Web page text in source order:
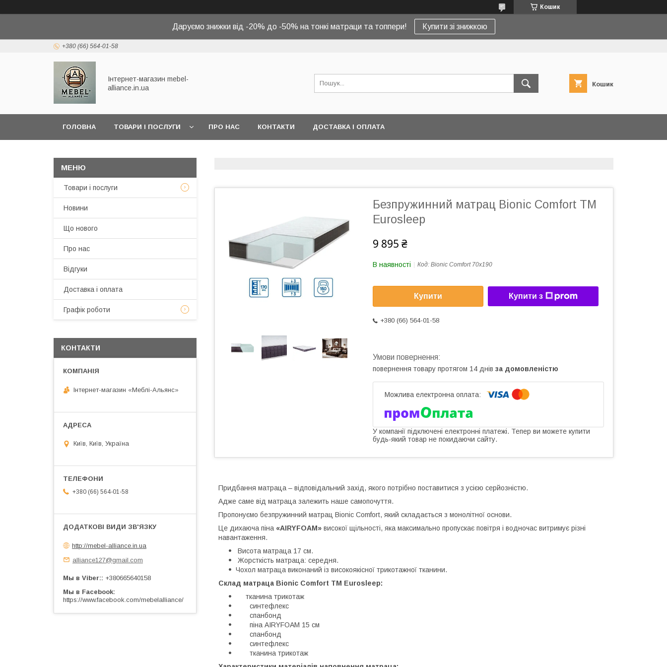
Кошик
Даруємо знижки від -20% до -50% на тонкі матраци та топпери! Купити зі знижкою
+380 (66) 564-01-58
Інтернет-магазин mebel-
alliance.in.ua
Кошик
ГОЛОВНА ТОВАРИ І ПОСЛУГИ ПРО НАС КОНТАКТИ ДОСТАВКА І ОПЛАТА
Безпружинний матрац Bionic Comfort ТМ
Eurosleep
9 895 ₴
В наявності Код: Bionic Comfort 70x190
Купити Купити з
+380 (66) 564-01-58
повернення товару протягом 14 днів за домовленістю
У компанії підключені електронні платежі. Тепер ви можете купити
будь-який товар не покидаючи сайту.
Придбання матраца – відповідальний захід, якого потрібно поставитися з усією серйозністю.
Адже саме від матраца залежить наше самопочуття.
Пропонуємо безпружинний матрац Bionic Comfort, який складається з монолітної основи.
Це дихаюча піна «AIRYFOAM» високої щільності, яка максимально пропускає повітря і водночас витримує різні
навантаження.
Висота матраца 17 см.
Жорсткість матраца: середня.
Чохол матраца виконаний із високоякісної трикотажної тканини.
Склад матраца Bionic Comfort TM Eurosleep:
тканина трикотаж
синтефлекс
спанбонд
піна AIRYFOAM 15 см
спанбонд
синтефлекс
тканина трикотаж
Товари і послуги
Новини
Що нового
Про нас
Відгуки
Доставка і оплата
Графік роботи
КОНТАКТИ
Інтернет-магазин «Меблі-Альянс»
Київ, Київ, Україна
+380 (66) 564-01-58
http://mebel-alliance.in.ua
alliance127@gmail.com
Мы в Viber:
+380665640158
Мы в Facebook
https://www.facebook.com/mebelalliance/